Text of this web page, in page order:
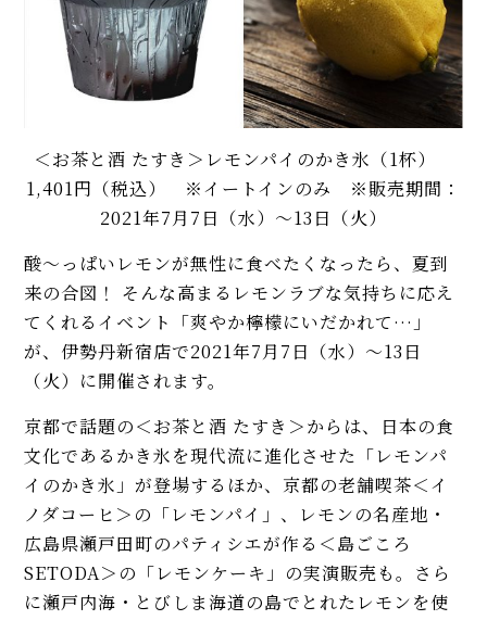
＜お茶と酒 たすき＞レモンパイのかき氷（1杯）
1,401円（税込） ※イートインのみ ※販売期間：
2021年7月7日（水）～13日（火）
酸～っぱいレモンが無性に食べたくなったら、夏到
来の合図！ そんな高まるレモンラブな気持ちに応え
てくれるイベント「爽やか檸檬にいだかれて…」
が、伊勢丹新宿店で2021年7月7日（水）～13日
（火）に開催されます。
京都で話題の＜お茶と酒 たすき＞からは、日本の食
文化であるかき氷を現代流に進化させた「レモンパ
イのかき氷」が登場するほか、京都の老舗喫茶＜イ
ノダコーヒ＞の「レモンパイ」、レモンの名産地・
広島県瀬戸田町のパティシエが作る＜島ごころ
SETODA＞の「レモンケーキ」の実演販売も。さら
に瀬戸内海・とびしま海道の島でとれたレモンを使